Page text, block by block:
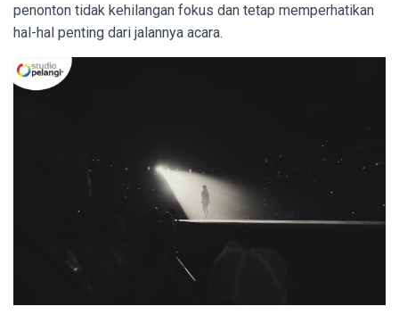
penonton tidak kehilangan fokus dan tetap memperhatikan
hal-hal penting dari jalannya acara.